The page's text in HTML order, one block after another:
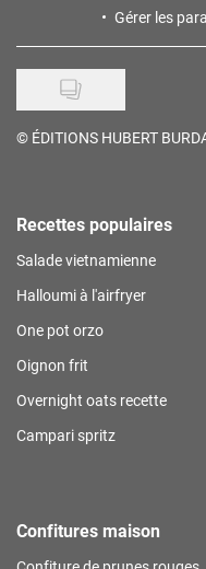
Gérer les
© ÉDITIONS HUBERT
Recettes populaires
Salade vietnamienne
Halloumi à l'airfryer
One pot orzo
Oignon frit
Overnight oats recette
Campari spritz
Confitures maison